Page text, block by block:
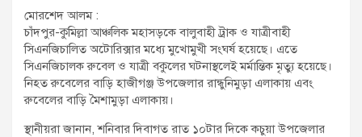
মোরশেদ আলম :
চাঁদপুর-কুমিল্লা আঞ্চলিক মহাসড়কে বালুবাহী ট্রাক ও যাত্রীবাহী
সিএনজিচালিত অটোরিক্সার মধ্যে মুখোমুখী সংঘর্ষ হয়েছে। এতে
সিএনজিচালক রুবেল ও যাত্রী বকুলের ঘটনাস্থলেই মর্মান্তিক মৃত্যু হয়েছে।
নিহত রুবেলের বাড়ি হাজীগঞ্জ উপজেলার রান্ধুনিমুড়া এলাকায় এবং
রুবেলের বাড়ি মৈশামুড়া এলাকায়।
স্থানীয়রা জানান, শনিবার দিবাগত রাত ১০টার দিকে কচুয়া উপজেলার